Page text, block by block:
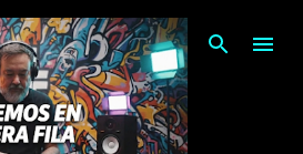
Ir al contenido principal